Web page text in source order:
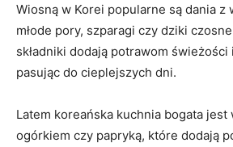
Wiosną w Korei‌ popularne są dania z
młode ​pory,​ szparagi‍ czy dziki
składniki dodają potrawom
pasując do cieplejszych dni.
Latem koreańska ⁢kuchnia bogata jest
ogórkiem czy papryką, które⁣ dodają